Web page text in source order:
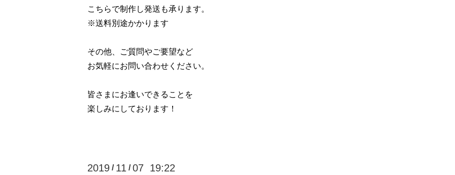
こちらで制作し発送も承ります。
※送料別途かかります
その他、ご質問やご要望など
お気軽にお問い合わせください。
皆さまにお逢いできることを
楽しみにしております！
2019 / 11 /07 19:22